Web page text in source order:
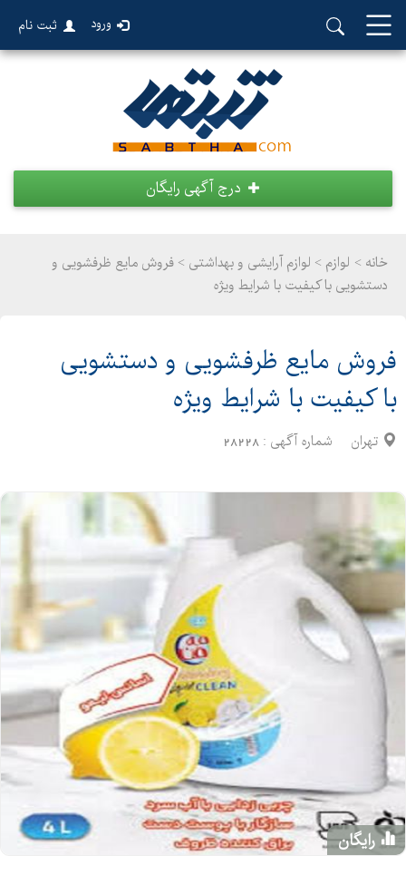
ورود ثبت نام
درج آگهی رایگان
خانه > لوازم > لوازم آرایشی و بهداشتی > فروش مایع ظرفشویی و
دستشویی با کیفیت با شرایط ویژه
فروش مایع ظرفشویی و دستشویی
با کیفیت با شرایط ویژه
تهران شماره آگهی : 28228
رایگان